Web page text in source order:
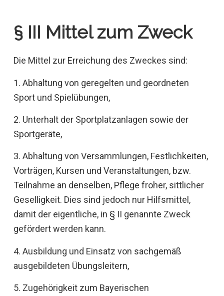
§ III Mittel zum Zweck
Die Mittel zur Erreichung des Zweckes sind:
1. Abhaltung von geregelten und geordneten
Sport und Spielübungen,
2. Unterhalt der Sportplatzanlagen sowie der
Sportgeräte,
3. Abhaltung von Versammlungen, Festlichkeiten,
Vorträgen, Kursen und Veranstaltungen, bzw.
Teilnahme an denselben, Pflege froher, sittlicher
Geselligkeit. Dies sind jedoch nur Hilfsmittel,
damit der eigentliche, in § II genannte Zweck
gefördert werden kann.
4. Ausbildung und Einsatz von sachgemäß
ausgebildeten Übungsleitern,
5. Zugehörigkeit zum Bayerischen